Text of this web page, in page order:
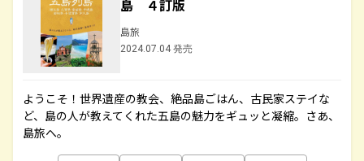
島 ４訂版
島旅
2024.07.04 発売
ようこそ！世界遺産の教会、絶品島ごはん、古民家ステイな
ど、島の人が教えてくれた五島の魅力をギュッと凝縮。さあ、
島旅へ。